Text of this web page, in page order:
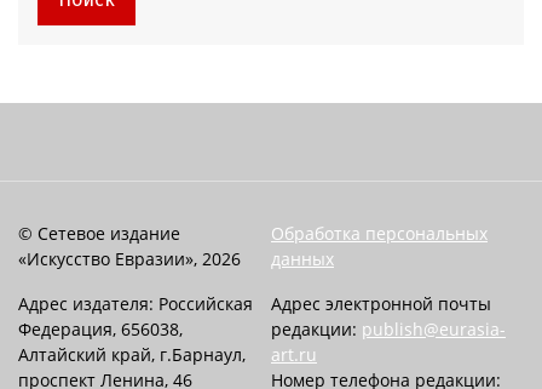
© Сетевое издание
«Искусство Евразии», 2026
Адрес издателя: Российская
Федерация, 656038,
Алтайский край, г.Барнаул,
проспект Ленина, 46
Обработка персональных
данных
Адрес электронной почты
редакции: publish@eurasia-
art.ru
Номер телефона редакции: